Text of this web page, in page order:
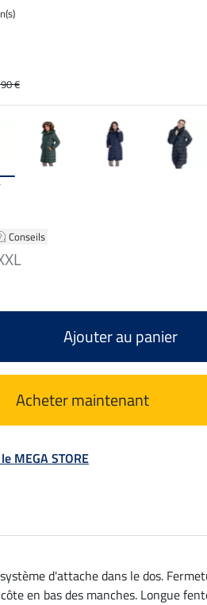
Conseils
€
Ajouter au panier
Acheter maintenant
MEGA STORE
d'attache dans le dos.
en bas des manches. Longue